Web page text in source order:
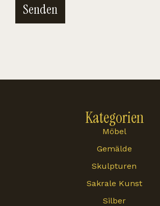
Senden
Kategorien
Möbel
Gemälde
Skulpturen
Sakrale Kunst
Silber